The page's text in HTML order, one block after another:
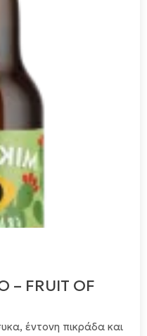
– FRUIT OF
έντονη πικράδα και